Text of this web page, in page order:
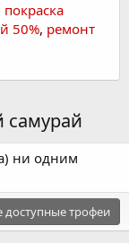
покраска
50%, ремонт
самурай
ни одним
доступные трофеи